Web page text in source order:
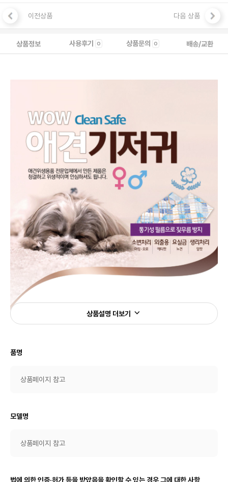
이전상품 다음 상품
상품정보 사용후기 0 상품문의 0 배송/교환
상품설명 더보기
품명
상품페이지 참고
모델명
상품페이지 참고
법에 의한 인증·허가 등을 받았음을 확인할 수 있는 경우 그에 대한 사항